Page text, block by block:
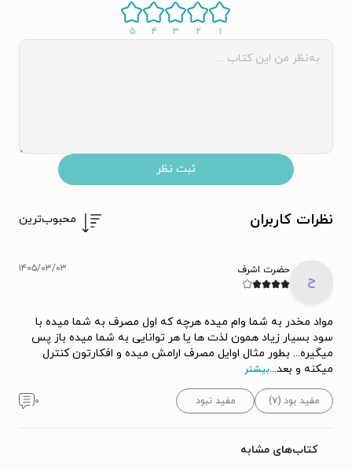
۱ ۲ ۳ ۴ ۵
ثبت نظر
نظرات کاربران محبوب‌ترین
ح
حضرت اشرف ۱۴۰۵/۰۳/۰۳
مواد مخدر به شما وام میده هرچه که اول مصرف به شما میده با
سود بسیار زیاد همون لذت ها یا هر توانایی به شما میده باز پس
میگیره... بطور مثال اوایل مصرف ارامش میده و افکارتون کنترل
میکنه و بعد...بیشتر
مفید بود (۷) مفید نبود ۰
کتاب‌های مشابه